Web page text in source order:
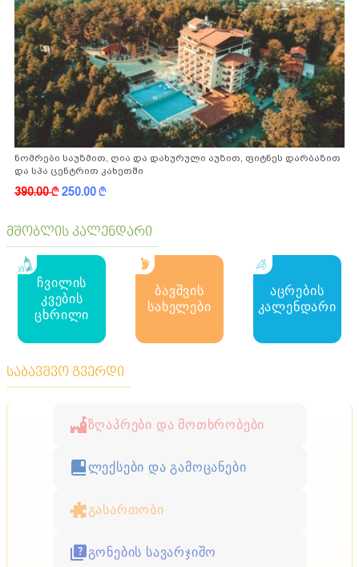
ნომრები საუზმით, ღია და დახურული აუზით, ფიტნეს დარბაზით
და სპა ცენტრით კახეთში
390.00k250.00k
მშობლის კალენდარი
ჩვილის
კვების
ცხრილი
ბავშვის
სახელები
აცრების
კალენდარი
საბავშვო გვერდი
ზღაპრები და მოთხრობები
ლექსები და გამოცანები
გასართობი
გონების სავარჯიშო